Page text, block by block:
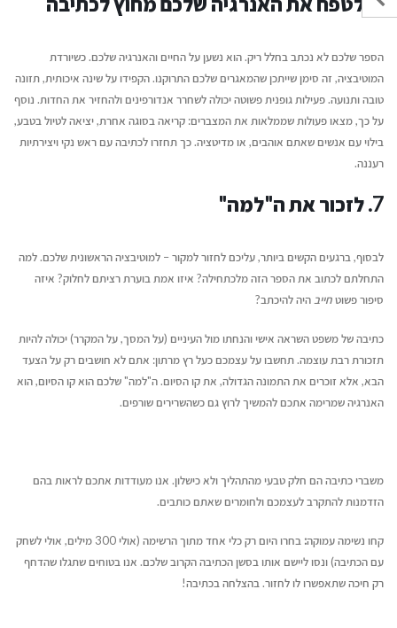
הספר שלכם לא נכתב בחלל ריק. הוא נשען על החיים והאנרגיה שלכם. כשיורדת
המוטיבציה, זה סימן שייתכן שהמאגרים שלכם התרוקנו. הקפידו על שינה איכותית, תזונה
טובה ותנועה. פעילות גופנית פשוטה יכולה לשחרר אנדורפינים ולהחזיר את החדות. נוסף
על כך, מצאו פעולות שממלאות את המצברים: קריאה בסוגה אחרת, יציאה לטיול בטבע,
בילוי עם אנשים שאתם אוהבים, או מדיטציה. כך תחזרו לכתיבה עם ראש נקי ויצירתיות
רעננה.
7. לזכור את ה"למה"
לבסוף, ברגעים הקשים ביותר, עליכם לחזור למקור – למוטיבציה הראשונית שלכם. למה
התחלתם לכתוב את הספר הזה מלכתחילה? איזו אמת בוערת רציתם לחלוק? איזה
סיפור פשוטחייב היה להיכתב?
כתיבה של משפט השראה אישי והנחתו מול העיניים (על המסך, על המקרר) יכולה להיות
תזכורת רבת עוצמה. תחשבו על עצמכם כעל רץ מרתון: אתם לא חושבים רק על הצעד
הבא, אלא זוכרים את התמונה הגדולה, את קו הסיום. ה"למה" שלכם הוא קו הסיום, הוא
האנרגיה שמרימה אתכם להמשיך לרוץ גם כשהשרירים שורפים.
משברי כתיבה הם חלק טבעי מהתהליך ולא כישלון. אנו מעודדות אתכם לראות בהם
הזדמנות להתקרב לעצמכם ולחומרים שאתם כותבים.
קחו נשימה עמוקה:
בחרו היום רק כלי אחד מתוך הרשימה (אולי 300 מילים, אולי לשחק
עם הכתיבה) ונסו ליישם אותו בסשן הכתיבה הקרוב שלכם. אנו בטוחים שתגלו שהדחף
רק חיכה שתאפשרו לו לחזור. בהצלחה בכתיבה!